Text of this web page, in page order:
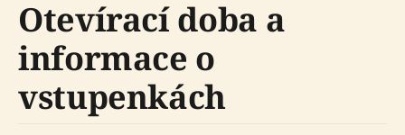
Otevírací doba a
informace o
vstupenkách